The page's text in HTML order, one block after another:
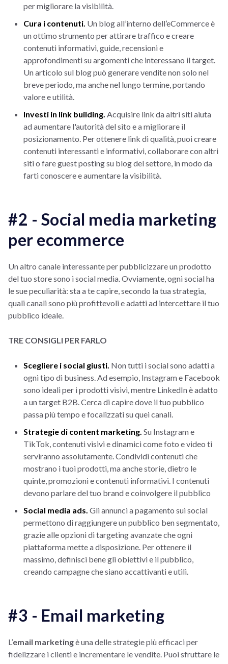
per migliorare la visibilità.
Cura i contenuti. Un blog all’interno dell’eCommerce è
un ottimo strumento per attirare traffico e creare
contenuti informativi, guide, recensioni e
approfondimenti su argomenti che interessano il target.
Un articolo sul blog può generare vendite non solo nel
breve periodo, ma anche nel lungo termine, portando
valore e utilità.
Investi in link building. Acquisire link da altri siti aiuta
ad aumentare l'autorità del sito e a migliorare il
posizionamento. Per ottenere link di qualità, puoi creare
contenuti interessanti e informativi, collaborare con altri
siti o fare guest posting su blog del settore, in modo da
farti conoscere e aumentare la visibilità.
#2 - Social media marketing
per ecommerce
Un altro canale interessante per pubblicizzare un prodotto
del tuo store sono i social media. Ovviamente, ogni social ha
le sue peculiarità: sta a te capire, secondo la tua strategia,
quali canali sono più profittevoli e adatti ad intercettare il tuo
pubblico ideale.
TRE CONSIGLI PER FARLO
Scegliere i social giusti. Non tutti i social sono adatti a
ogni tipo di business. Ad esempio, Instagram e Facebook
sono ideali per i prodotti visivi, mentre LinkedIn è adatto
a un target B2B. Cerca di capire dove il tuo pubblico
passa più tempo e focalizzati su quei canali.
Strategie di content marketing. Su Instagram e
TikTok, contenuti visivi e dinamici come foto e video ti
serviranno assolutamente. Condividi contenuti che
mostrano i tuoi prodotti, ma anche storie, dietro le
quinte, promozioni e contenuti informativi. I contenuti
devono parlare del tuo brand e coinvolgere il pubblico
Social media ads. Gli annunci a pagamento sui social
permettono di raggiungere un pubblico ben segmentato,
grazie alle opzioni di targeting avanzate che ogni
piattaforma mette a disposizione. Per ottenere il
massimo, definisci bene gli obiettivi e il pubblico,
creando campagne che siano accattivanti e utili.
#3 - Email marketing
L’email marketingè una delle strategie più efficaci per
fidelizzare i clienti e incrementare le vendite. Puoi sfruttare le